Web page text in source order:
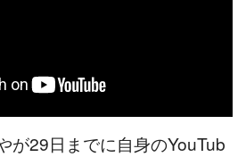
が29日までに自身のYouTub